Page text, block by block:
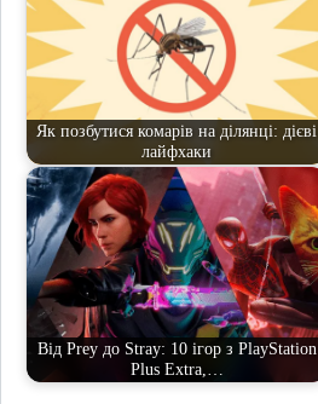
Як позбутися комарів на ділянці: дієві
лайфхаки
Від Prey до Stray: 10 ігор з PlayStation
Plus Extra,…